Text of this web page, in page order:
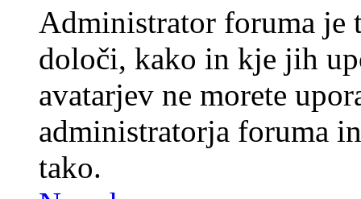
Administrator foruma je
določi, kako in kje jih
avatarjev ne morete
administratorja foruma
tako.